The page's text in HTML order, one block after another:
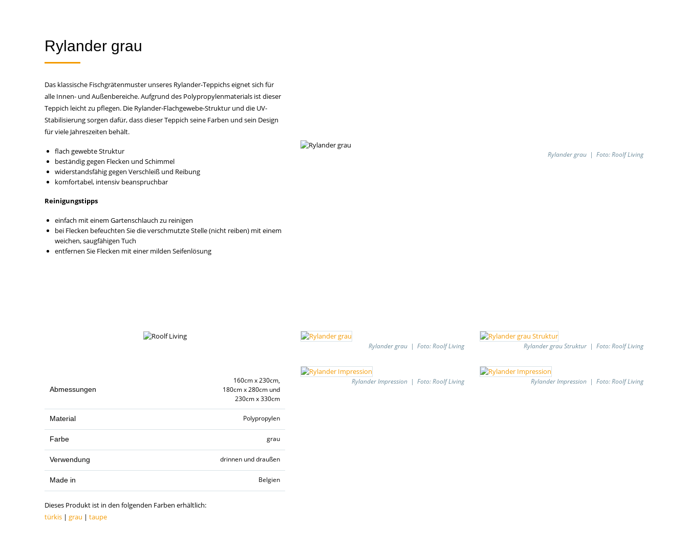
Rylander grau
Das klassische Fischgrätenmuster unseres Rylander-Teppichs eignet sich für
alle Innen- und Außenbereiche. Aufgrund des Polypropylenmaterials ist dieser
Teppich leicht zu pflegen. Die Rylander-Flachgewebe-Struktur und die UV-
Stabilisierung sorgen dafür, dass dieser Teppich seine Farben und sein Design
für viele Jahreszeiten behält.
flach gewebte Struktur
beständig gegen Flecken und Schimmel
widerstandsfähig gegen Verschleiß und Reibung
komfortabel, intensiv beanspruchbar
Reinigungstipps
einfach mit einem Gartenschlauch zu reinigen
bei Flecken befeuchten Sie die verschmutzte Stelle (nicht reiben) mit einem
weichen, saugfähigen Tuch
entfernen Sie Flecken mit einer milden Seifenlösung
Rylander grau | Foto: Roolf Living
Abmessungen
160cm x 230cm,
180cm x 280cm und
230cm x 330cm
Material Polypropylen
Farbe grau
Verwendung drinnen und draußen
Made in Belgien
Dieses Produkt ist in den folgenden Farben erhältlich:
türkis | grau | taupe
Rylander grau | Foto: Roolf Living Rylander grau Struktur | Foto: Roolf Living
Rylander Impression | Foto: Roolf Living Rylander Impression | Foto: Roolf Living